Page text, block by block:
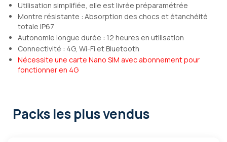
Utilisation simplifiée, elle est livrée préparamétrée
Montre résistante : Absorption des chocs et étanchéité
totale IP67
Autonomie longue durée : 12 heures en utilisation
Connectivité : 4G, Wi-Fi et Bluetooth
Nécessite une carte Nano SIM avec abonnement pour
fonctionner en 4G
Packs les plus vendus